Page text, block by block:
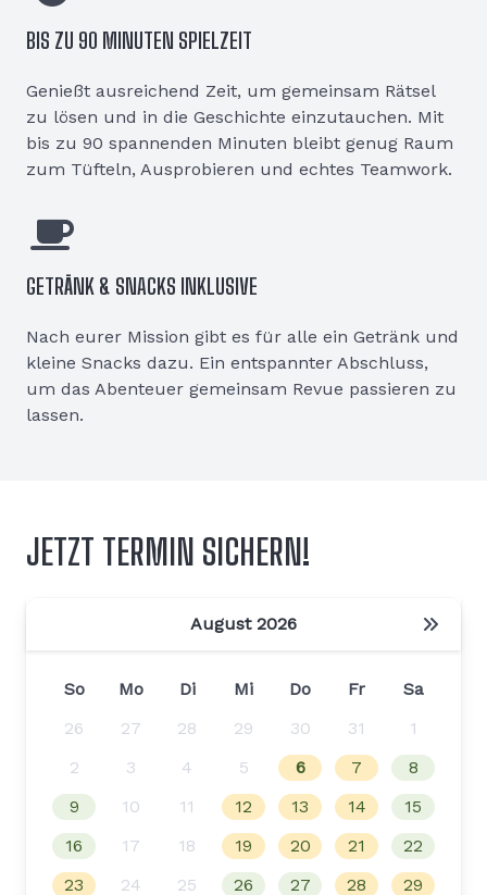
BIS ZU 90 MINUTEN SPIELZEIT
Genießt ausreichend Zeit, um gemeinsam Rätsel
zu lösen und in die Geschichte einzutauchen. Mit
bis zu 90 spannenden Minuten bleibt genug Raum
zum Tüfteln, Ausprobieren und echtes Teamwork.
GETRÄNK & SNACKS INKLUSIVE
Nach eurer Mission gibt es für alle ein Getränk und
kleine Snacks dazu. Ein entspannter Abschluss,
um das Abenteuer gemeinsam Revue passieren zu
lassen.
JETZT TERMIN SICHERN!
August 2026
So Mo Di Mi Do Fr
Sa
26
27 28 29 30 31
1
2
3 4 5 6 7
8
9
10 11 12 13 14
15
16
17 18 19 20 21
22
23
24 25 26 27 28
29